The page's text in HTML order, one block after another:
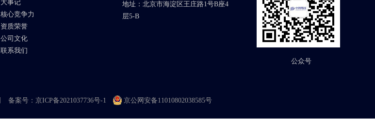
大事记
核心竞争力
资质荣誉
公司文化
联系我们
备案号：京ICP备2021037736号-1 京公网安备11010802038585号
公众号
地址：北京市海淀区王庄路1号B座4
层5-B